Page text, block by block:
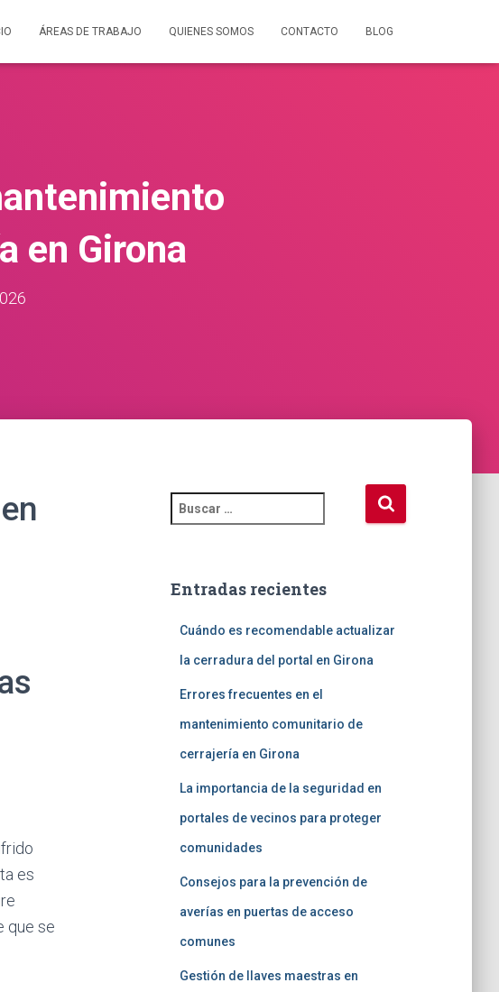
ÁREAS DE TRABAJO QUIENES SOMOS CONTACTO BLOG
en Girona
es
que se
u
a
Entradas recientes
Cuándo es recomendable actualizar
la cerradura del portal en Girona
Errores frecuentes en el
mantenimiento comunitario de
cerrajería en Girona
La importancia de la seguridad en
portales de vecinos para proteger
comunidades
Consejos para la prevención de
averías en puertas de acceso
comunes
Gestión de llaves maestras en